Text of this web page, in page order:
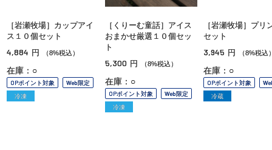
［岩瀬牧場］カップアイ
ス１０個セット
4,884 円 （8%税込）
在庫：○
OPポイント対象
Web限定
冷凍
［くりーむ童話］アイス
おまかせ厳選１０個セッ
ト
5,300 円 （8%税込）
在庫：○
OPポイント対象
Web限定
冷凍
［岩瀬牧場］プリ
セット
3,945 円 （8%税込
在庫：○
OPポイント対象
冷蔵